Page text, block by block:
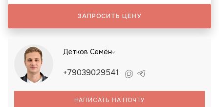
ЗАПРОСИТЬ ЦЕНУ
Детков Семён
+79039029541
НАПИСАТЬ НА ПОЧТУ